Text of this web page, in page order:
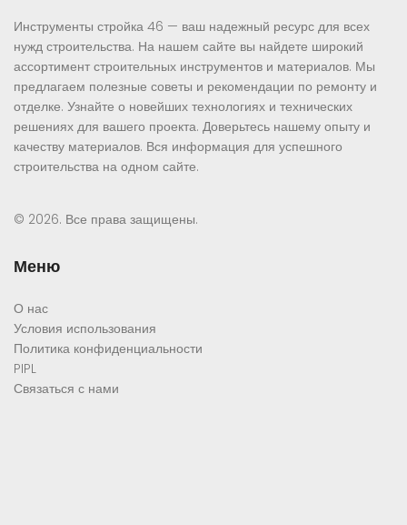
Инструменты стройка 46 — ваш надежный ресурс для всех
нужд строительства. На нашем сайте вы найдете широкий
ассортимент строительных инструментов и материалов. Мы
предлагаем полезные советы и рекомендации по ремонту и
отделке. Узнайте о новейших технологиях и технических
решениях для вашего проекта. Доверьтесь нашему опыту и
качеству материалов. Вся информация для успешного
строительства на одном сайте.
© 2026. Все права защищены.
Меню
О нас
Условия использования
Политика конфиденциальности
PIPL
Связаться с нами